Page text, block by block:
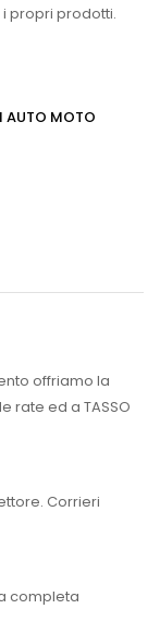
propri prodotti.
AUTO MOTO
offriamo la
rate ed a TASSO
Corrieri
completa